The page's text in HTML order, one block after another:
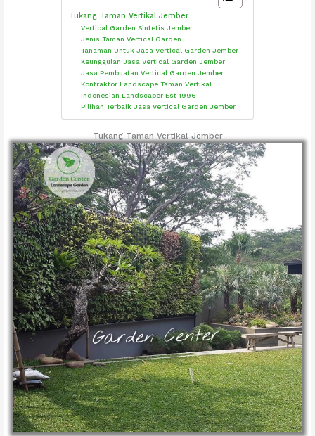
Tukang Taman Vertikal Jember
Vertical Garden Sintetis Jember
Jenis Taman Vertical Garden
Tanaman Untuk Jasa Vertical Garden Jember
Keunggulan Jasa Vertical Garden Jember
Jasa Pembuatan Vertical Garden Jember
Kontraktor Landscape Taman Vertikal
Indonesian Landscaper Est 1996
Pilihan Terbaik Jasa Vertical Garden Jember
Tukang Taman Vertikal Jember